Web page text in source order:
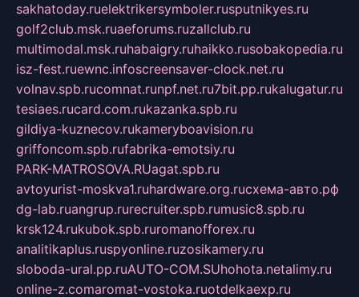
sakhatoday.ruelektrikersymboler.rusputnikyes.ru
golf2club.msk.ruaeforums.ruzallclub.ru
multimodal.msk.ruhabaigry.ruhaikko.rusobakopedia.ru
isz-fest.ruewnc.infoscreensaver-clock.net.ru
volnav.spb.rucomnat.runpf.net.ru7bit.pp.rukalugatur.ru
tesiaes.rucard.com.rukazanka.spb.ru
gildiya-kuznecov.rukameryboavision.ru
griffoncom.spb.rufabrika-emotsiy.ru
PARK-MATROSOVA.RUagat.spb.ru
avtoyurist-moskva1.ruhardware.org.ruсхема-авто.рф
dg-lab.ruangrup.rurecruiter.spb.rumusic8.spb.ru
krsk124.rukubok.spb.ruromanofforex.ru
analitikaplus.ruspyonline.ruzosikamery.ru
sloboda-ural.pp.ruAUTO-COM.SUhohota.netalimy.ru
online-z.comaromat-vostoka.ruotdelkaexp.ru